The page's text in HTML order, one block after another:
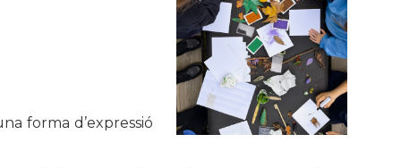
forma d’expressió